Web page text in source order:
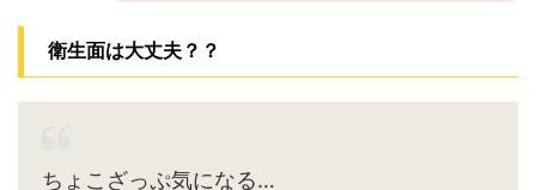
衛生面は大丈夫？？
ちょこざっぷ気になる…